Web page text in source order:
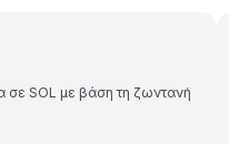
σε SOL με βάση τη ζωντανή